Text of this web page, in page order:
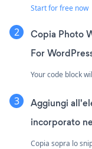
Start for free now
Copia Photo
For
Your code block
Aggiungi
incorporato
Copia sopra lo